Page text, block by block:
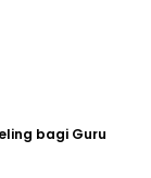
bagi Guru